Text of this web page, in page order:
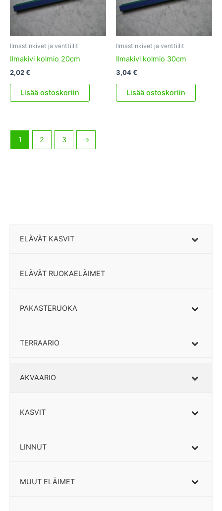
ELÄVÄT KASVIT
ELÄVÄT RUOKAELÄIMET
PAKASTERUOKA
TERRAARIO
AKVAARIO
KASVIT
LINNUT
MUUT ELÄIMET
Ilmastinkivet ja venttiilit
Ilmakivi kolmio 20cm
2,02€
Lisää ostoskoriin
Ilmastinkivet ja venttiilit
Ilmakivi kolmio 30cm
3,04€
Lisää ostoskoriin
1 2 3 →